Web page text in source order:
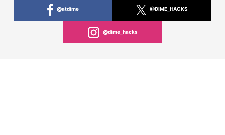
@atdime @DIME_HACKS
@dime_hacks